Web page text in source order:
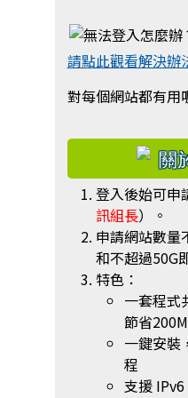
請點此觀看解決辦
對每個網站都有用
右邊區域
登入後始可申
訊組長）。
申請網站數量
和不超過50G
特色：
一套程式
節省
一鍵安裝
程
支援 IPv6